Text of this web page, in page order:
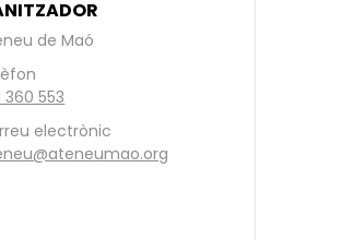
de Maó
360 553
electrònic